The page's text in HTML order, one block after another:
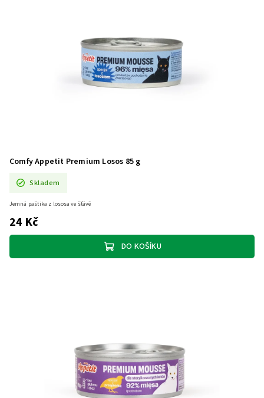
Comfy Appetit Premium Losos 85 g
Skladem
24 Kč
DO KOŠÍKU
Jemná paštika z lososa ve šťávě